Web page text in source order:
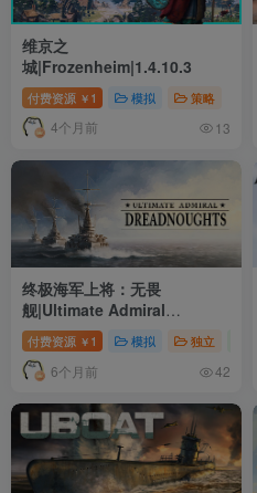
维京之
城|Frozenheim|1.4.10.3
付费资源 ￥ 1 模拟 策略
4个月前 13
终极海军上将：无畏
舰|Ultimate Admiral
Dreadnoughts|1.7.0.0
付费资源 ￥ 1 模拟 独立
6个月前 42